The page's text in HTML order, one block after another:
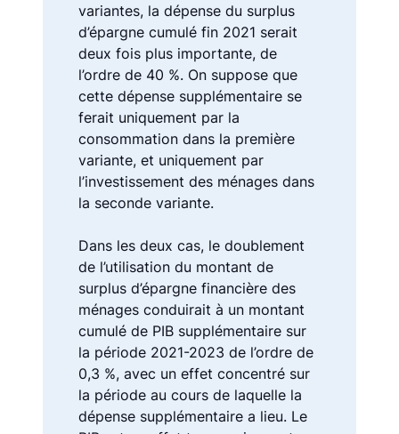
variantes, la dépense du surplus
d’épargne cumulé fin 2021 serait
deux fois plus importante, de
l’ordre de 40 %. On suppose que
cette dépense supplémentaire se
ferait uniquement par la
consommation dans la première
variante, et uniquement par
l’investissement des ménages dans
la seconde variante.
Dans les deux cas, le doublement
de l’utilisation du montant de
surplus d’épargne financière des
ménages conduirait à un montant
cumulé de PIB supplémentaire sur
la période 2021-2023 de l’ordre de
0,3 %, avec un effet concentré sur
la période au cours de laquelle la
dépense supplémentaire a lieu. Le